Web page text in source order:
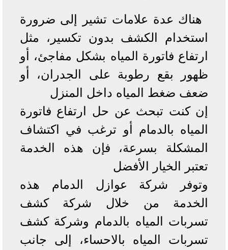
هناك عدة علامات تشير إلى ضرورة
استخدام الكشف بدون تكسير، مثل
ارتفاع فاتورة المياه بشكل مفاجئ، أو
ظهور بقع رطوبة على الجدران، أو
ضعف ضغط المياه داخل المنزل
إن كنت تبحث عن حل ارتفاع فاتورة
المياه بالدمام أو ترغب في اكتشاف
المشكلة بسرعة، فإن هذه الخدمة
تعتبر الخيار الأفضل
وتوفر شركة عوازل الدمام هذه
الخدمة من خلال شركة كشف
تسربات المياه بالدمام وشركة كشف
تسربات المياه بالاحساء، إلى جانب